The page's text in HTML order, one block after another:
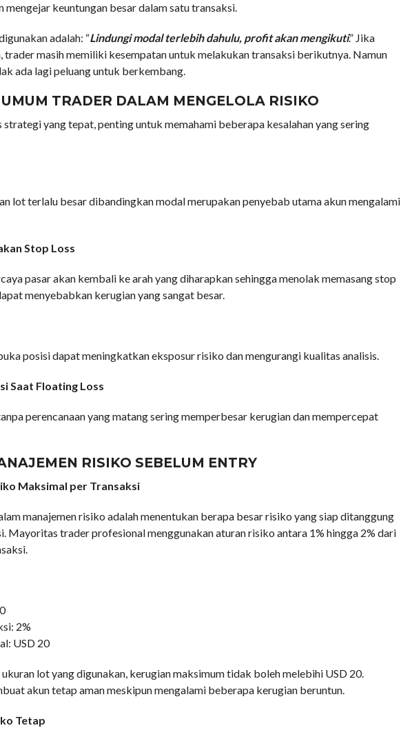
mengejar keuntungan besar dalam satu transaksi.
adalah: “Lindungi modal terlebih dahulu, profit akan mengikuti.” Jika
trader masih memiliki kesempatan untuk melakukan transaksi berikutnya. Namun
ada lagi peluang untuk berkembang.
TRADER DALAM MENGELOLA RISIKO
strategi yang tepat, penting untuk memahami beberapa kesalahan yang sering
lot terlalu besar dibandingkan modal merupakan penyebab utama akun mengalami
Stop Loss
pasar akan kembali ke arah yang diharapkan sehingga menolak memasang stop
menyebabkan kerugian yang sangat besar.
posisi dapat meningkatkan eksposur risiko dan mengurangi kualitas analisis.
Saat Floating Loss
perencanaan yang matang sering memperbesar kerugian dan mempercepat
RISIKO SEBELUM ENTRY
Maksimal per Transaksi
manajemen risiko adalah menentukan berapa besar risiko yang siap ditanggung
Mayoritas trader profesional menggunakan aturan risiko antara 1% hingga 2% dari
2%
USD 20
lot yang digunakan, kerugian maksimum tidak boleh melebihi USD 20.
akun tetap aman meskipun mengalami beberapa kerugian beruntun.
Tetap